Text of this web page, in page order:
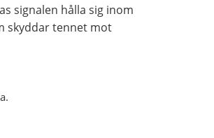
signalen hålla sig inom
skyddar tennet mot